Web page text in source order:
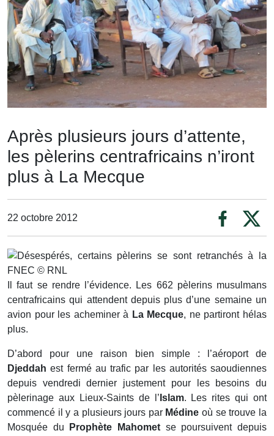
Après plusieurs jours d’attente,
les pèlerins centrafricains n’iront
plus à La Mecque
22 octobre 2012
Il faut se rendre l’évidence. Les 662 pèlerins musulmans
centrafricains qui attendent depuis plus d’une semaine un
avion pour les acheminer à La Mecque, ne partiront hélas
plus.
D’abord pour une raison bien simple : l’aéroport de
Djeddah est fermé au trafic par les autorités saoudiennes
depuis vendredi dernier justement pour les besoins du
pèlerinage aux Lieux-Saints de l’ Islam. Les rites qui ont
commencé il y a plusieurs jours par Médine où se trouve la
Mosquée du
Prophète Mahomet se poursuivent depuis